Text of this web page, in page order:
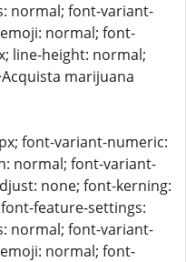
normal; font-variant-
normal; font-
line-height: normal;
marijuana
font-variant-numeric:
normal; font-variant-
none; font-kerning:
feature-settings:
normal; font-variant-
normal; font-